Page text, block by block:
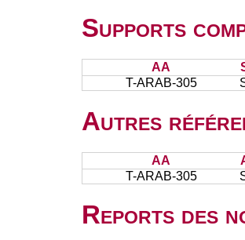
Supports
AA
T-ARAB-305
Autres
AA
T-ARAB-305
Reports des